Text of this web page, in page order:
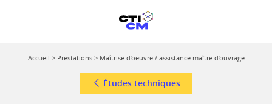
Accueil > Prestations> Maîtrise d’oeuvre / assistance maître d’ouvrage
Études techniques